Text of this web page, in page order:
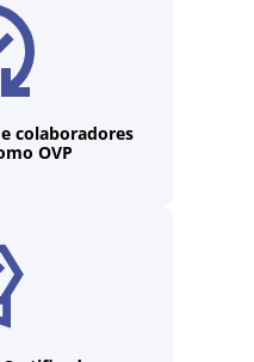
colaboradores
OVP